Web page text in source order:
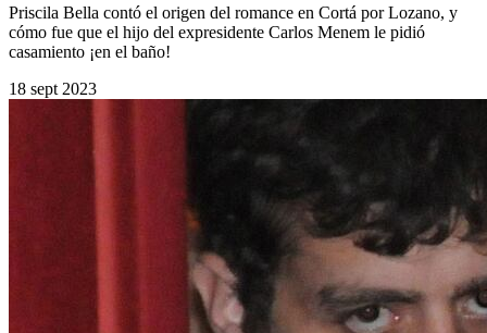
Priscila Bella contó el origen del romance en Cortá por Lozano, y
cómo fue que el hijo del expresidente Carlos Menem le pidió
casamiento ¡en el baño!
18 sept 2023